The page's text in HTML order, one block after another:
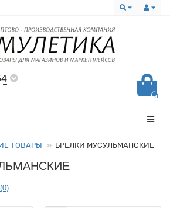
0
ТОВАРЫ БРЕЛКИ МУСУЛЬМАНСКИЕ